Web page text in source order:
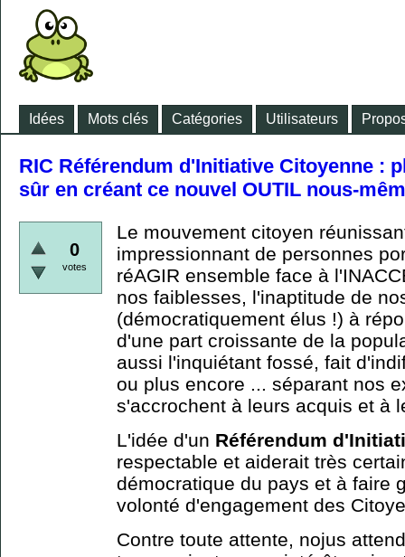
Idées Mots clés Catégories Utilisateurs
RIC Référendum d'Initiative Citoyenne :
sûr en créant ce nouvel OUTIL nous-
0
votes
Le mouvement citoyen
impressionnant de personnes
réAGIR ensemble face à
nos faiblesses, l'inaptitude de
(démocratiquement élus !) à
d'une part croissante de la
aussi l'inquiétant fossé, fait
ou plus encore ... séparant nos
s'accrochent à leurs acquis et à
L'idée d'un Référendum
respectable et aiderait très
démocratique du pays et à faire
volonté d'engagement des
Contre toute attente, nojus